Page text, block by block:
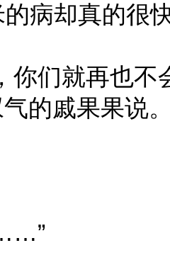
病却真的很
们就再也不
的戚果果说